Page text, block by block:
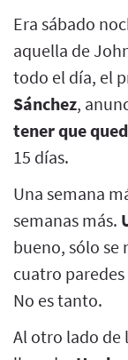
Era sábado
aquella de
todo el día, el
Sánchez,
tener que
15 días.
Una semana
semanas más.
bueno, sólo se
cuatro
No es tanto.
Al otro lado de